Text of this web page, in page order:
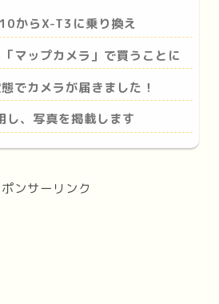
からX-T3に乗り換え
マップカメラ」で買うことに
でカメラが届きました！
、写真を掲載します
ンサーリンク